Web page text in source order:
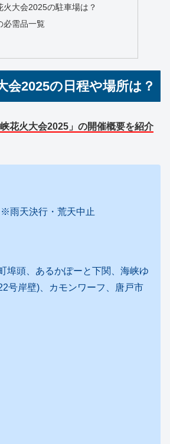
火大会2025の駐車場は？
必需品一覧
会2025の日程や場所は？
花火大会2025」の開催概要を紹介
雨天決行・荒天中止
埠頭、あるかぽーと下関、海峡ゆ
号岸壁)、カモンワーフ、唐戸市